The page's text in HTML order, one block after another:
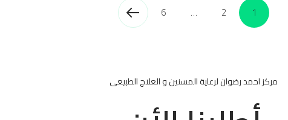
1
2
…
6
مركز احمد رضوان لرعاية المسنين و العلاج الطبيعى